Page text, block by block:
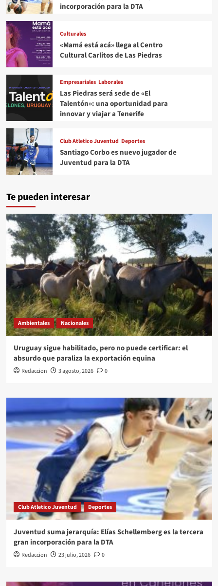
incorporación para la DTA
Culturales
«Mamá está acá» llega al Centro
Cultural Carlitos de Las Piedras
Empresariales Laborales
Las Piedras será sede de «El
Talentón»: una oportunidad para
innovar y viajar a Tenerife
Club Atletico Juventud Deportes
Santiago Corbo es nuevo jugador de
Juventud para la DTA
Te pueden interesar
Ambientales Nacionales
Uruguay sigue habilitado, pero no puede certificar: el
absurdo que paraliza la exportación equina
Redaccion 3 agosto, 2026 0
Club Atletico Juventud Deportes
Juventud suma jerarquía: Elías Schellemberg es la tercera
gran incorporación para la DTA
Redaccion 23 julio, 2026 0